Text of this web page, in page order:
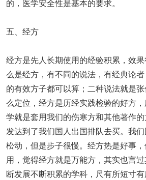
的，医学安全性是基本的要求。
五、经方
经方是先人长期使用的经验积累，效
么是经方，有不同的说法，有经典论
的有效方子都可以算；二种说法就是
么定位，经方是历经实践检验的好方
学就是套用我们的伤寒方和其他著作
发达到了我们国人出国排队去买。我
松动，但是步子很慢。经方热是好事
用，觉得经方就是万能方，其实也言
断发展不断积累的学科，尺有所短寸